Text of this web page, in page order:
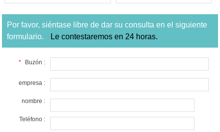
Por favor, siéntase libre de dar su consulta en el siguiente
formulario.
Le contestaremos en 24 horas.
* Buzón :
empresa :
nombre :
Teléfono :